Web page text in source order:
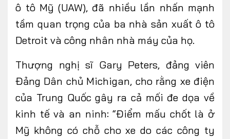
ô tô Mỹ (UAW), đã nhiều lần nhấn mạnh
tầm quan trọng của ba nhà sản xuất ô tô
Detroit và công nhân nhà máy của họ.
Thượng nghị sĩ Gary Peters, đảng viên
Đảng Dân chủ Michigan, cho rằng xe điện
của Trung Quốc gây ra cả mối đe dọa về
kinh tế và an ninh: “Điểm mấu chốt là ở
Mỹ không có chỗ cho xe do các công ty